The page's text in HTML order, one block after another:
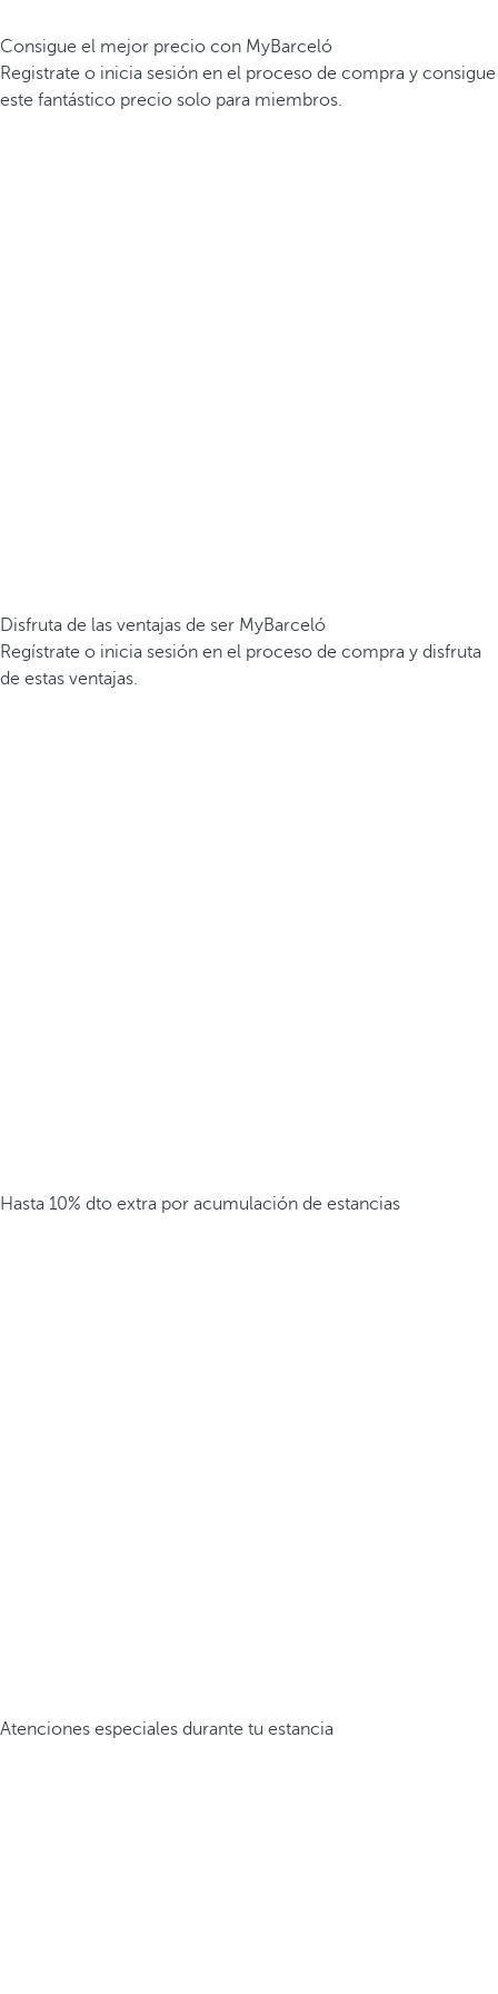
Consigue el mejor precio con MyBarceló
Registrate o inicia sesión en el proceso de compra y consigue
este fantástico precio solo para miembros.
Disfruta de las ventajas de ser MyBarceló
Regístrate o inicia sesión en el proceso de compra y disfruta
de estas ventajas.
Hasta 10% dto extra por acumulación de estancias
Atenciones especiales durante tu estancia